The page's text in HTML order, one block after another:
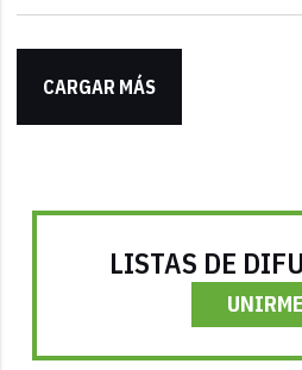
CARGAR MÁS
LISTAS DE
UNIRME